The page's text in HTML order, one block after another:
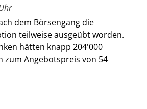
dem Börsengang die
teilweise ausgeübt worden.
hätten knapp 204'000
zum Angebotspreis von 54